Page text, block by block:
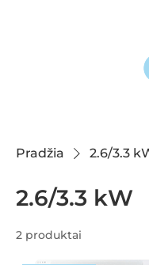
Pradžia 2.6/3.3
2.6/3.3 kW
2 produktai